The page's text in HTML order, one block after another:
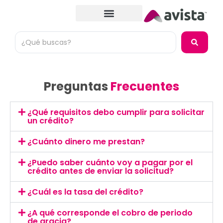
Preguntas Frecuentes
¿Qué requisitos debo cumplir para solicitar
un crédito?
¿Cuánto dinero me prestan?
¿Puedo saber cuánto voy a pagar por el
crédito antes de enviar la solicitud?
¿Cuál es la tasa del crédito?
¿A qué corresponde el cobro de periodo